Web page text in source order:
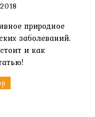
природное
заболеваний.
и как